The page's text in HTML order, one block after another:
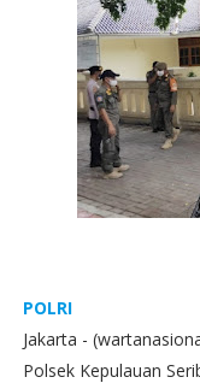
POLRI
Jakarta -
Polsek Kepulauan